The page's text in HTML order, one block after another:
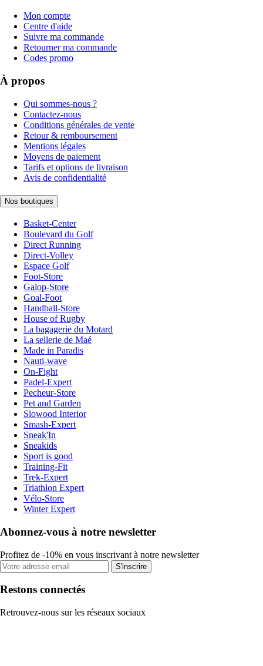
Mon compte
Centre d'aide
Suivre ma commande
Retourner ma commande
Codes promo
À propos
Qui sommes-nous ?
Contactez-nous
Conditions générales de vente
Retour & remboursement
Mentions légales
Moyens de paiement
Tarifs et options de livraison
Avis de confidentialité
Nos boutiques
Basket-Center
Boulevard du Golf
Direct Running
Direct-Volley
Espace Golf
Foot-Store
Galop-Store
Goal-Foot
Handball-Store
House of Rugby
La bagagerie du Motard
La sellerie de Maé
Made in Paradis
Nauti-wave
On-Fight
Padel-Expert
Pecheur-Store
Pet and Garden
Slowood Interior
Smash-Expert
Sneak'In
Sneakids
Sport is good
Training-Fit
Trek-Expert
Triathlon Expert
Vélo-Store
Winter Expert
Abonnez-vous à notre newsletter
Profitez de -10% en vous inscrivant à notre newsletter
S'inscrire
Restons connectés
Retrouvez-nous sur les réseaux sociaux